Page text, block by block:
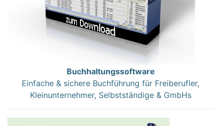
Buchhaltungssoftware
Einfache & sichere Buchführung für Freiberufler,
Kleinunternehmer, Selbstständige & GmbHs